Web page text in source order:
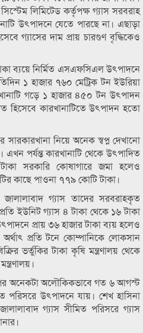
সিস্টেম লিমিটেড কর্তৃপক্ষ গ্যাস সরবরাহ
উৎপাদনে যেতে পারছে না। এছাড়া
গ্যাসের দাম প্রায় চারগুণ বৃদ্ধিকেও
ব্যয়ে নির্মিত এসএফসিএল উৎপাদনে
১ হাজার ৭৬০ মেট্রিক টন ইউরিয়া
গড়ে ১ হাজার ৪৫০ টন উৎপাদন
কারখানাটিতে উৎপাদন হতো
সারকারখানা নিয়ে অনেক স্বপ্ন দেখানো
পর্যন্ত কারখানাটি থেকে উৎপাদিত
সরকারি কোষাগারে জমা হলেও
কাছে পাওনা ৭৭৯ কোটি টাকা।
গ্যাস তাদের সরবরাহকৃত
ইউনিট গ্যাস ৪ টাকা থেকে ১৬ টাকা
প্রায় ৩৬ হাজার টাকা ব্যয় হলেও
প্রতি টনে কোম্পানিকে লোকসান
ভর্তুকির টাকা কৃষি মন্ত্রণালয় থেকে
পর অনেকটা অলৌকিকভাবে গত ৬ আগস্ট
পরিসরে উৎপাদনে যায়। শেখ হাসিনা
গ্যাস সীমিত পরিসরে গ্যাস